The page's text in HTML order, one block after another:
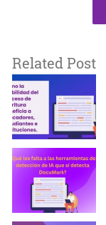
Related Post